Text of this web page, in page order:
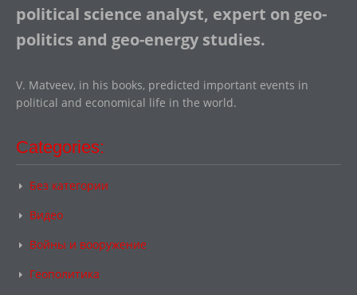
political science analyst, expert on geo-
politics and geo-energy studies.
V. Matveev, in his books, predicted important events in
political and economical life in the world.
Categories:
Без категории
Видео
Войны и вооружение
Геополитика